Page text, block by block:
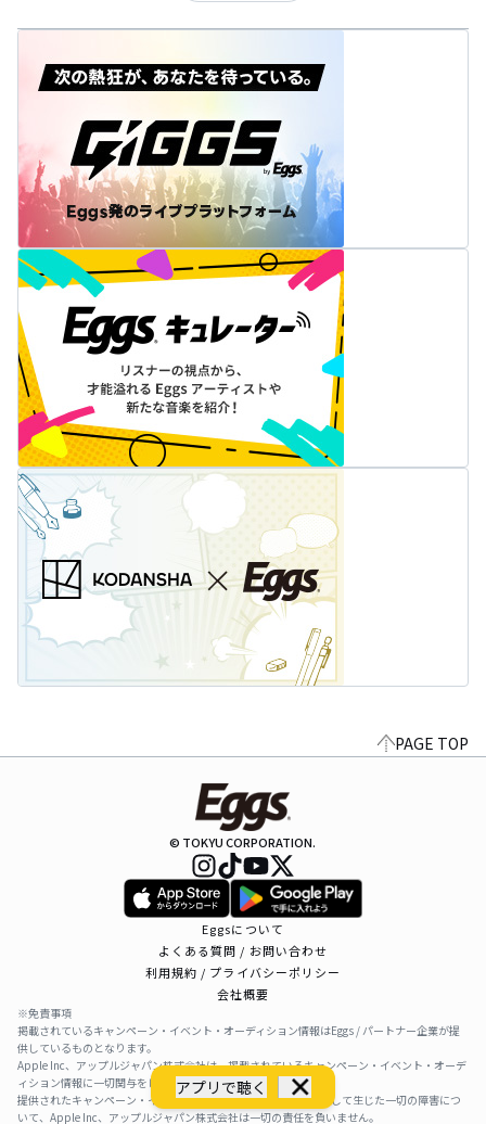
アプリで聴く
PAGE TOP
© TOKYU CORPORATION.
Eggsについて
よくある質問 / お問い合わせ
利用規約 / プライバシーポリシー
会社概要
※免責事項
掲載されているキャンペーン・イベント・オーディション情報はEggs / パートナー企業が提
供しているものとなります。
Apple Inc、アップルジャパン株式会社は、掲載されているキャンペーン・イベント・オーデ
ィション情報に一切関与をしておりません。
提供されたキャンペーン・イベント・オーディション情報を利用して生じた一切の障害につ
いて、Apple Inc、アップルジャパン株式会社は一切の責任を負いません。